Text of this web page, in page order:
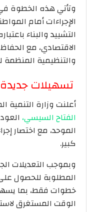
وتأتي هذه الخطوة
الإجراءات أمام
التشييد والبناء
الاقتصادي، مع
والتنظيمية المنظمة
تسهيلات جديدة
أعلنت وزارة التنمية
الفتاح السيسي،
الموحد، مع اختصار
كبير.
وبموجب التعديلات
خطوات فقط، بما
الوقت المستغرق